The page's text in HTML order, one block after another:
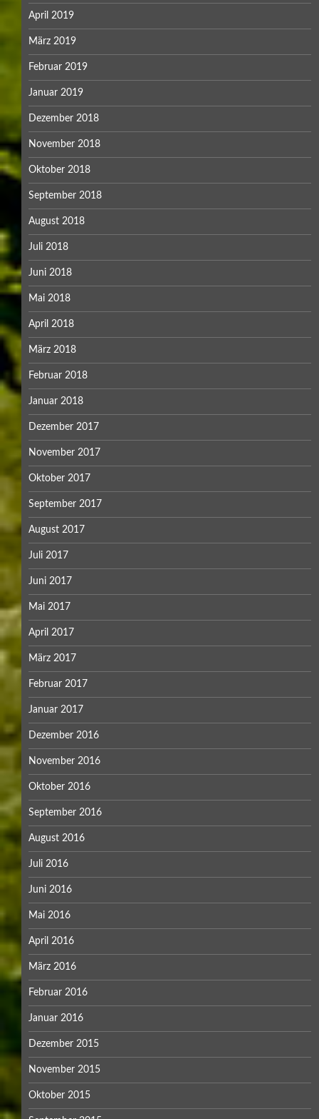
April 2019
März 2019
Februar 2019
Januar 2019
Dezember 2018
November 2018
Oktober 2018
September 2018
August 2018
Juli 2018
Juni 2018
Mai 2018
April 2018
März 2018
Februar 2018
Januar 2018
Dezember 2017
November 2017
Oktober 2017
September 2017
August 2017
Juli 2017
Juni 2017
Mai 2017
April 2017
März 2017
Februar 2017
Januar 2017
Dezember 2016
November 2016
Oktober 2016
September 2016
August 2016
Juli 2016
Juni 2016
Mai 2016
April 2016
März 2016
Februar 2016
Januar 2016
Dezember 2015
November 2015
Oktober 2015